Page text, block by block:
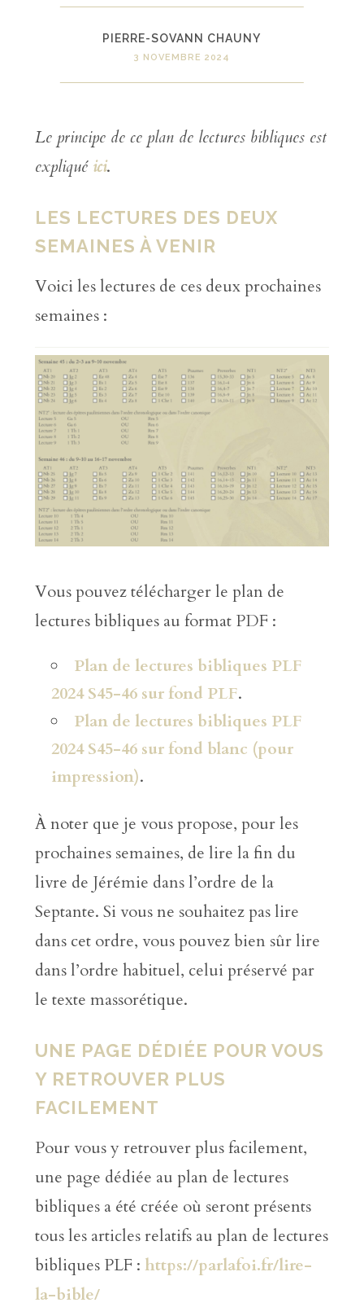
PIERRE-SOVANN CHAUNY
3 NOVEMBRE 2024
Le principe de ce plan de lectures bibliques est
expliqué ici.
LES LECTURES DES DEUX
SEMAINES À VENIR
Voici les lectures de ces deux prochaines
semaines :
Vous pouvez télécharger le plan de
lectures bibliques au format PDF :
Plan de lectures bibliques PLF
2024 S45-46 sur fond PLF.
Plan de lectures bibliques PLF
2024 S45-46 sur fond blanc (pour
impression).
À noter que je vous propose, pour les
prochaines semaines, de lire la fin du
livre de Jérémie dans l’ordre de la
Septante. Si vous ne souhaitez pas lire
dans cet ordre, vous pouvez bien sûr lire
dans l’ordre habituel, celui préservé par
le texte massorétique.
UNE PAGE DÉDIÉE POUR VOUS
Y RETROUVER PLUS
FACILEMENT
Pour vous y retrouver plus facilement,
une page dédiée au plan de lectures
bibliques a été créée où seront présents
tous les articles relatifs au plan de lectures
bibliques PLF : https://parlafoi.fr/lire-
la-bible/